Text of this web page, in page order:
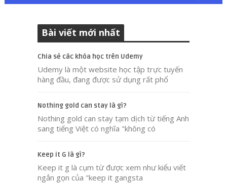
Bài viết mới nhất
Chia sẻ các khóa học trên Udemy
Udemy là một website học tập trực tuyến
hàng đầu, đang được sử dụng rất phổ
Nothing gold can stay là gì?
Nothing gold can stay tạm dịch từ tiếng Anh
sang tiếng Việt có nghĩa "không có
Keep it G là gì?
Keep it g là cụm từ được xem như kiểu viết
ngắn gọn của "keep it gangsta